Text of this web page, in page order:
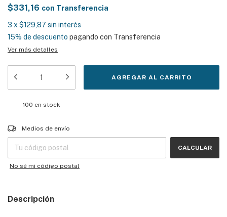
$331,16 con Transferencia
3 x$129,87 sin interés
15% de descuento pagando con Transferencia
Ver más detalles
100 en stock
Entregas para el CP:
Medios de envío
CALCULAR
No sé mi código postal
Descripción